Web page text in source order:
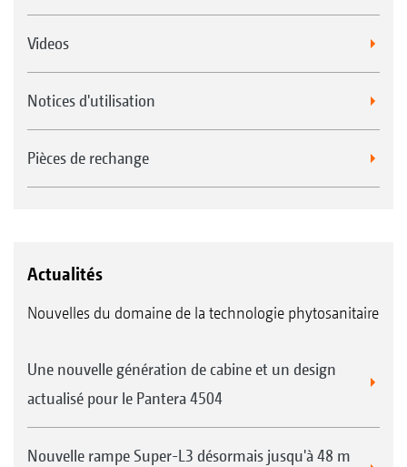
Videos
Notices d'utilisation
Pièces de rechange
Actualités
Nouvelles du domaine de la technologie phytosanitaire
Une nouvelle génération de cabine et un design
actualisé pour le Pantera 4504
Nouvelle rampe Super-L3 désormais jusqu'à 48 m